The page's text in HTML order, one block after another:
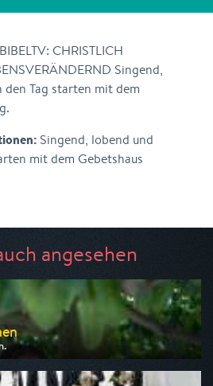
BIBELTV: CHRISTLICH
Singend,
Tag starten mit dem
Singend, lobend und
mit dem Gebetshaus
angesehen